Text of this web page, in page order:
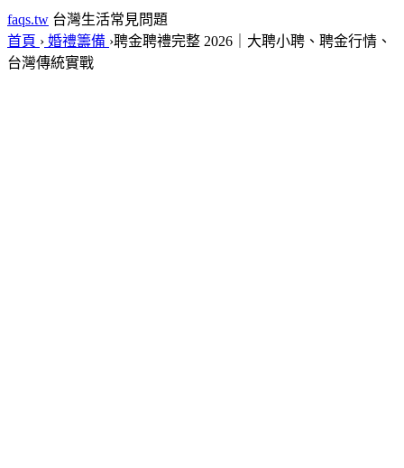
faqs.tw 台灣生活常見問題
首頁 › 婚禮籌備 ›聘金聘禮完整 2026｜大聘小聘、聘金行情、
台灣傳統實戰